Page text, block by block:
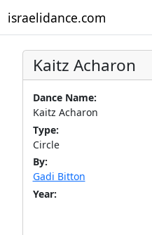
israelidance.com
Kaitz Acharon
Dance Name:
Kaitz Acharon
Type:
Circle
By:
Gadi Bitton
Year: